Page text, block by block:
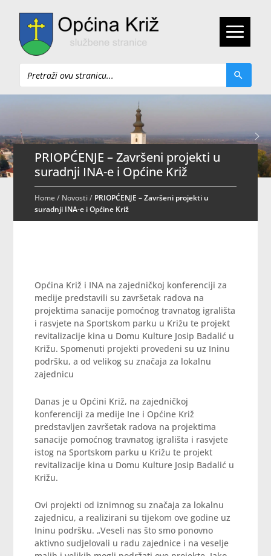
Pretraži
PRIOPĆENJE – Završeni projekti u
suradnji INA-e i Općine Križ
Home/ Novosti/ PRIOPĆENJE – Završeni projekti u
suradnji INA-e i Općine Križ
Općina Križ i INA na zajedničkoj konferenciji za
medije predstavili su završetak radova na
projektima sanacije pomoćnog travnatog igrališta
i rasvjete na Sportskom parku u Križu te projekt
revitalizacije kina u Domu Kulture Josip Badalić u
Križu. Spomenuti projekti provedeni su uz Ininu
podršku, a od velikog su značaja za lokalnu
zajednicu
Danas je u Općini Križ, na zajedničkoj
konferenciji za medije Ine i Općine Križ
predstavljen završetak radova na projektima
sanacije pomoćnog travnatog igrališta i rasvjete
istog na Sportskom parku u Križu te projekt
revitalizacije kina u Domu Kulture Josip Badalić u
Križu.
Ovi projekti od iznimnog su značaja za lokalnu
zajednicu, a realizirani su tijekom ove godine uz
Ininu podršku. „Veseli nas što smo ponovno
aktivno sudjelovali u radu zajednice i na veselje